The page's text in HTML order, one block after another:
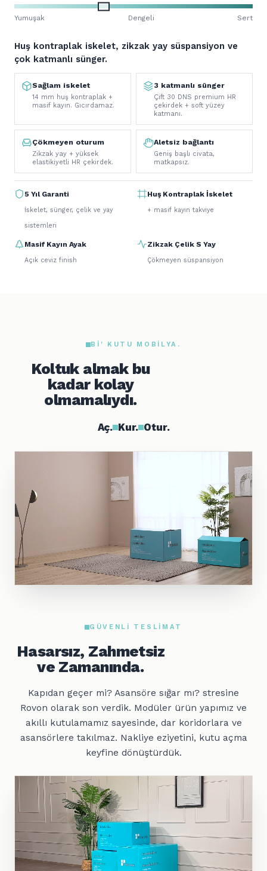
Huş kontraplak iskelet, zikzak yay süspansiyon ve
çok katmanlı sünger.
Sağlam iskelet
14 mm huş kontraplak +
masif kayın. Gıcırdamaz.
3 katmanlı sünger
Çift 30 DNS premium HR
çekirdek + soft yüzey
katmanı.
Çökmeyen oturum
Zikzak yay + yüksek
elastikiyetli HR çekirdek.
Aletsiz bağlantı
Geniş başlı civata,
matkapsız.
5 Yıl Garanti
İskelet, sünger, çelik ve yay
sistemleri
Huş Kontraplak İskelet
+ masif kayın takviye
Masif Kayın Ayak
Açık ceviz finish
Zikzak Çelik S Yay
Çökmeyen süspansiyon
Yumuşak Dengeli Sert
BI' KUTU MOBILYA.
Koltuk almak bu
kadar kolay
olmamalıydı.
Aç. Kur. Otur.
GÜVENLI TESLIMAT
Hasarsız, Zahmetsiz
ve Zamanında.
Kapıdan geçer mi? Asansöre sığar mı? stresine
Rovon olarak son verdik. Modüler ürün yapımız ve
akıllı kutulamamız sayesinde, dar koridorlara ve
asansörlere takılmaz. Nakliye eziyetini, kutu açma
keyfine dönüştürdük.